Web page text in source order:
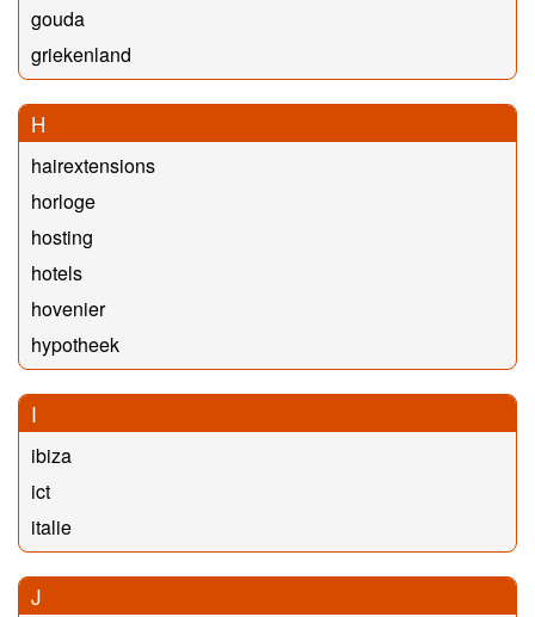
gouda
griekenland
H
hairextensions
horloge
hosting
hotels
hovenier
hypotheek
I
ibiza
ict
italie
J